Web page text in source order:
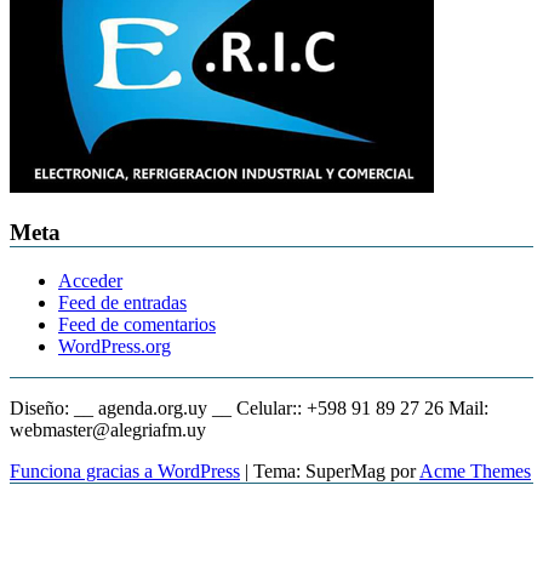
Meta
Acceder
Feed de entradas
Feed de comentarios
WordPress.org
Diseño: __ agenda.org.uy __ Celular:: +598 91 89 27 26 Mail:
webmaster@alegriafm.uy
Funciona gracias a WordPress | Tema: SuperMag porAcme Themes